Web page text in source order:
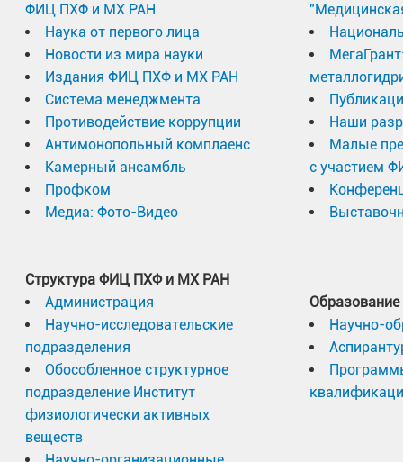
ФИЦ ПХФ и МХ РАН
Наука от первого лица
Новости из мира науки
Издания ФИЦ ПХФ и МХ РАН
Система менеджмента
Противодействие коррупции
Антимонопольный комплаенс
Камерный ансамбль
Профком
Медиа: Фото-Видео
Структура ФИЦ ПХФ и МХ РАН
Администрация
Научно-исследовательские
подразделения
Обособленное структурное
подразделение Институт
физиологически активных
веществ
Наши
Малые
с участием
Образование
Научно-